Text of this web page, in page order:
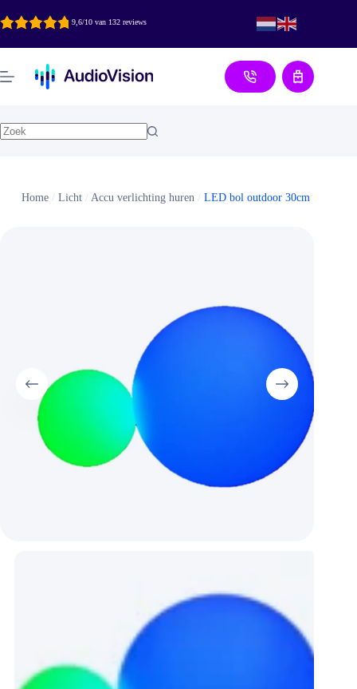
naar
inhoud
9,6/10 van 132 reviews
Aanvraag
Home/ Licht/ Accu verlichting huren/ LED bol outdoor 30cm